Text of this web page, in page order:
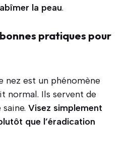
la peau.
pratiques pour
nez est un phénomène
normal. Ils servent de
Visez simplement
que l’éradication